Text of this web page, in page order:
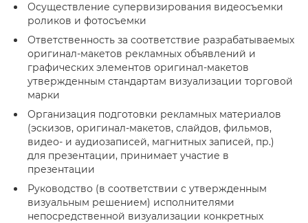
Осуществление супервизирования видеосъемки
роликов и фотосъемки
Ответственность за соответствие разрабатываемых
оригинал-макетов рекламных объявлений и
графических элементов оригинал-макетов
утвержденным стандартам визуализации торговой
марки
Организация подготовки рекламных материалов
(эскизов, оригинал-макетов, слайдов, фильмов,
видео- и аудиозаписей, магнитных записей, пр.)
для презентации, принимает участие в
презентации
Руководство (в соответствии с утвержденным
визуальным решением) исполнителями
непосредственной визуализации конкретных